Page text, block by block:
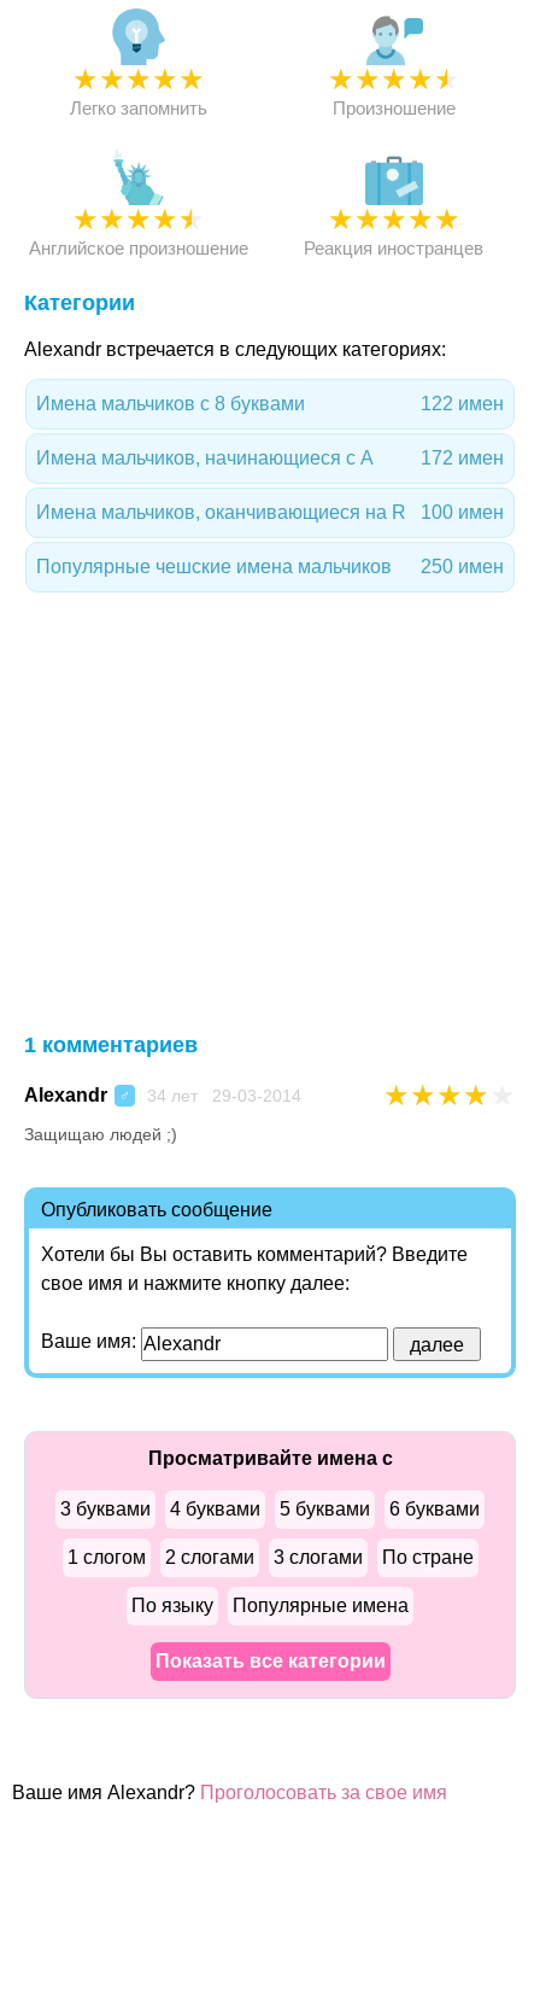
★★★★★
Легко запомнить
★★★★★
Произношение
★★★★★
Английское произношение
★★★★★
Реакция иностранцев
Категории
Alexandr встречается в следующих категориях:
Имена мальчиков с 8 буквами 122 имен
Имена мальчиков, начинающиеся с A 172 имен
Имена мальчиков, оканчивающиеся на R 100 имен
Популярные чешские имена мальчиков 250 имен
1 комментариев
Alexandr ♂ 34 лет 29-03-2014 ★★★★
Защищаю людей ;)
Опубликовать сообщение
Хотели бы Вы оставить комментарий? Введите
свое имя и нажмите кнопку далее:
Ваше имя:
Просматривайте имена с
3 буквами 4 буквами 5 буквами 6 буквами
1 слогом 2 слогами 3 слогами По стране
По языку Популярные имена
Показать все категории
Ваше имя Alexandr? Проголосовать за свое имя